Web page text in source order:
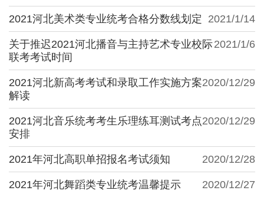
2021/1/14
2021河北美术类专业统考合格分数线划定
2021/1/6
关于推迟2021河北播音与主持艺术专业校际
联考考试时间
2020/12/29
2021河北新高考考试和录取工作实施方案
解读
2020/12/29
2021河北音乐统考考生乐理练耳测试考点
安排
2020/12/28
2021年河北高职单招报名考试须知
2020/12/27
2021年河北舞蹈类专业统考温馨提示